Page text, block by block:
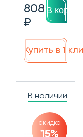
808
₽
В
Купить в 1
В наличии
скидка
15%